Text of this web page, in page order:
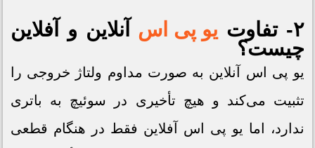
۲- تفاوت یو پی اس آنلاین و آفلاین
چیست؟
یو پی اس آنلاین به صورت مداوم ولتاژ خروجی را
تثبیت می‌کند و هیچ تأخیری در سوئیچ به باتری
ندارد، اما یو پی اس آفلاین فقط در هنگام قطعی